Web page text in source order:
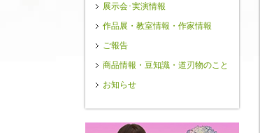
展示会･実演情報
作品展・教室情報・作家情報
ご報告
商品情報・豆知識・道刃物のこと
お知らせ